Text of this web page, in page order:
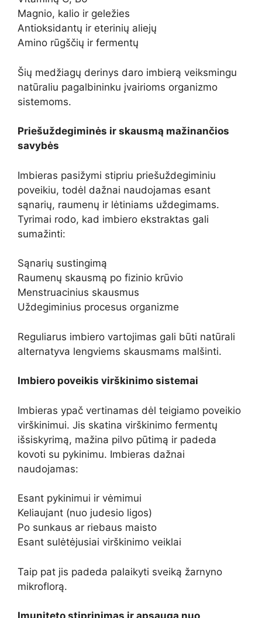
Magnio, kalio ir geležies
Antioksidantų ir eterinių aliejų
Amino rūgščių ir fermentų
Šių medžiagų derinys daro imbierą veiksmingu
natūraliu pagalbininku įvairioms organizmo
sistemoms.
Priešuždegiminės ir skausmą mažinančios
savybės
Imbieras pasižymi stipriu priešuždegiminiu
poveikiu, todėl dažnai naudojamas esant
sąnarių, raumenų ir lėtiniams uždegimams.
Tyrimai rodo, kad imbiero ekstraktas gali
sumažinti:
Sąnarių sustingimą
Raumenų skausmą po fizinio krūvio
Menstruacinius skausmus
Uždegiminius procesus organizme
Reguliarus imbiero vartojimas gali būti natūrali
alternatyva lengviems skausmams malšinti.
Imbiero poveikis virškinimo sistemai
Imbieras ypač vertinamas dėl teigiamo poveikio
virškinimui. Jis skatina virškinimo fermentų
išsiskyrimą, mažina pilvo pūtimą ir padeda
kovoti su pykinimu. Imbieras dažnai
naudojamas:
Esant pykinimui ir vėmimui
Keliaujant (nuo judesio ligos)
Po sunkaus ar riebaus maisto
Esant sulėtėjusiai virškinimo veiklai
Taip pat jis padeda palaikyti sveiką žarnyno
mikroflorą.